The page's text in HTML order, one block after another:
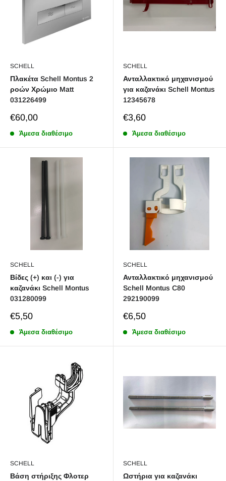
SCHELL
Πλακέτα Schell Montus 2
ροών Χρώμιο Matt
031226499
Sale
€60,00
Άμεσα διαθέσιμο
SCHELL
Ανταλλακτικό μηχανισμού
για καζανάκι Schell Montus
12345678
Sale
€3,60
Άμεσα διαθέσιμο
SCHELL
Βίδες (+) και (-) για
καζανάκι Schell Montus
031280099
Sale
€5,50
Άμεσα διαθέσιμο
SCHELL
Ανταλλακτικό μηχανισμού
Schell Montus C80
292190099
Sale
€6,50
Άμεσα διαθέσιμο
SCHELL
Βάση στήριξης Φλοτερ
SCHELL
Ωστήρια για καζανάκι